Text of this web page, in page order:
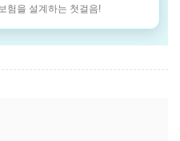
험을 설계하는 첫걸음!